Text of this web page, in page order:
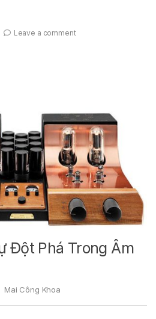
Leave a comment
Đột Phá Trong Âm
Mai Công Khoa